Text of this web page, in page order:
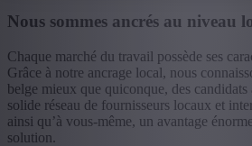
Nous sommes ancrés au niveau
Chaque marché du travail possède ses
Grâce à notre ancrage local, nous
belge mieux que quiconque, des
solide réseau de fournisseurs locaux et
ainsi qu’à vous-même, un avantage
solution.